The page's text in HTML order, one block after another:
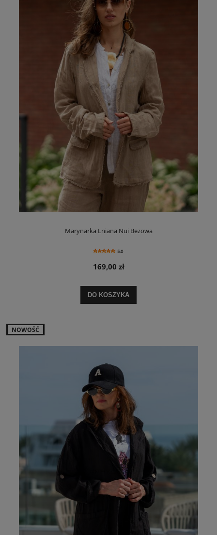
Marynarka Lniana Nui Beżowa
5.0
169,00 zł
DO KOSZYKA
NOWOŚĆ